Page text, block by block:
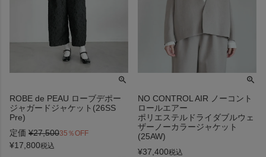
ROBE de PEAU ローブデポー
ジャガードジャケット(26SS
Pre)
定価 ¥27,50035％OFF
¥17,800税込
NO CONTROL AIR ノーコント
ロールエアー
ポリエステルドライダブルウェ
ザーノーカラージャケット
(25AW)
¥37,400税込